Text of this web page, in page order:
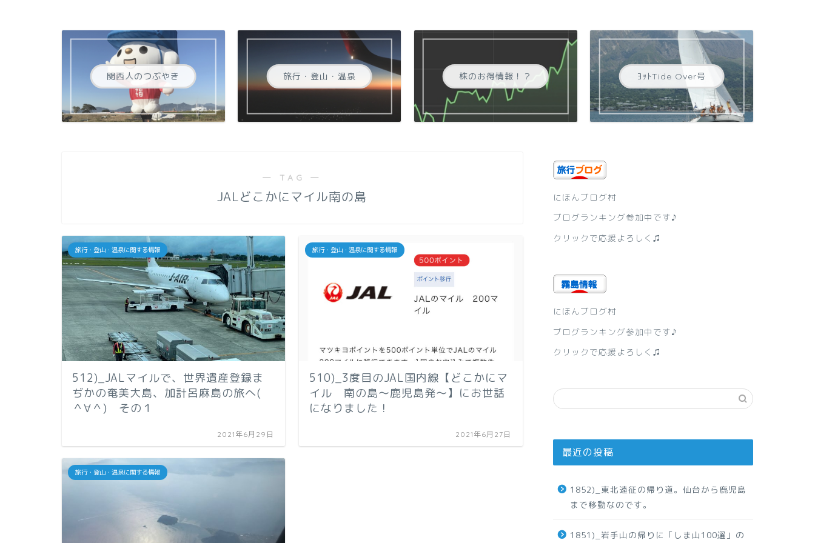
関西人のつぶやき 旅行・登山・温泉 株のお得情報！？ ﾖｯﾄTide Over号
― TAG ―
JALどこかにマイル南の島
旅行・登山・温泉に関する情報
512)_JALマイルで、世界遺産登録ま
ぢかの奄美大島、加計呂麻島の旅へ(
＾∀＾) その１
2021年6月29日
旅行・登山・温泉に関する情報
510)_3度目のJAL国内線【どこかにマ
イル 南の島〜鹿児島発〜】にお世話
になりました！
2021年6月27日
旅行・登山・温泉に関する情報
にほんブログ村
ブログランキング参加中です♪
クリックで応援よろしく♫
にほんブログ村
ブログランキング参加中です♪
クリックで応援よろしく♫
最近の投稿
1852)_東北遠征の帰り道。仙台から鹿児島
まで移動なのです。
1851)_岩手山の帰りに「しま山100選」の